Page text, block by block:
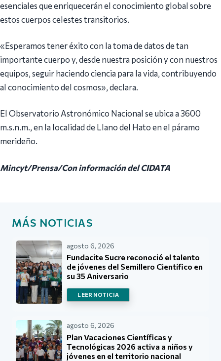
esenciales que enriquecerán el conocimiento global sobre
estos cuerpos celestes transitorios.
«Esperamos tener éxito con la toma de datos de tan
importante cuerpo y, desde nuestra posición y con nuestros
equipos, seguir haciendo ciencia para la vida, contribuyendo
al conocimiento del cosmos», declara.
El Observatorio Astronómico Nacional se ubica a 3600
m.s.n.m., en la localidad de Llano del Hato en el páramo
merideño.
Mincyt/Prensa/Con información del CIDATA
MÁS NOTICIAS
agosto 6, 2026
Fundacite Sucre reconoció el talento
de jóvenes del Semillero Científico en
su 35 Aniversario
LEER NOTICIA
agosto 6, 2026
Plan Vacaciones Científicas y
Tecnológicas 2026 activa a niños y
jóvenes en el territorio nacional